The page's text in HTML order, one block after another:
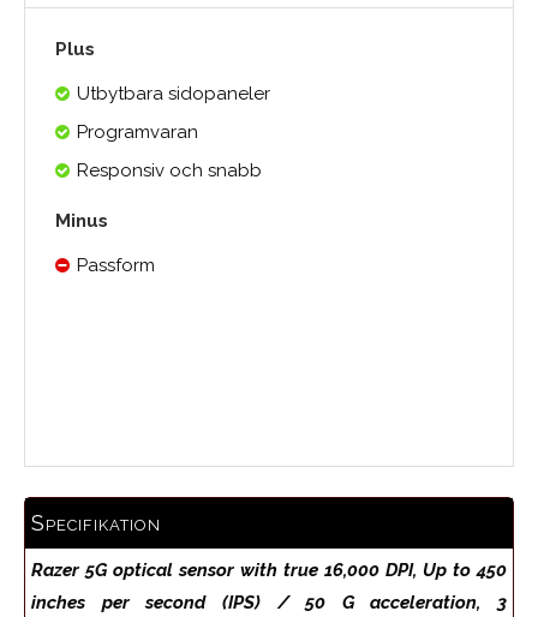
Plus
Utbytbara sidopaneler
Programvaran
Responsiv och snabb
Minus
Passform
Specifikation
Razer 5G optical sensor with true 16,000 DPI, Up to 450
inches per second (IPS) / 50 G acceleration, 3